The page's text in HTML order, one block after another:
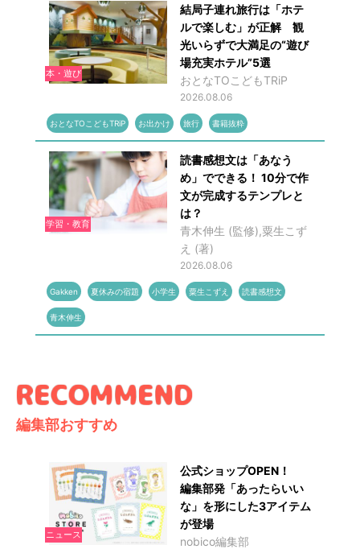
本・遊び
結局子連れ旅行は「ホテ
ルで楽しむ」が正解 観
光いらずで大満足の“遊び
場充実ホテル”5選
おとなTOこどもTRiP
2026.08.06
おとなTOこどもTRiP お出かけ 旅行 書籍抜粋
学習・教育
読書感想文は「あなう
め」でできる！ 10分で作
文が完成するテンプレと
は？
青木伸生 (監修),粟生こず
え (著)
2026.08.06
Gakken 夏休みの宿題 小学生 粟生こずえ 読書感想文
青木伸生
編集部おすすめ
ニュース
公式ショップOPEN！
編集部発「あったらいい
な」を形にした3アイテム
が登場
nobico編集部